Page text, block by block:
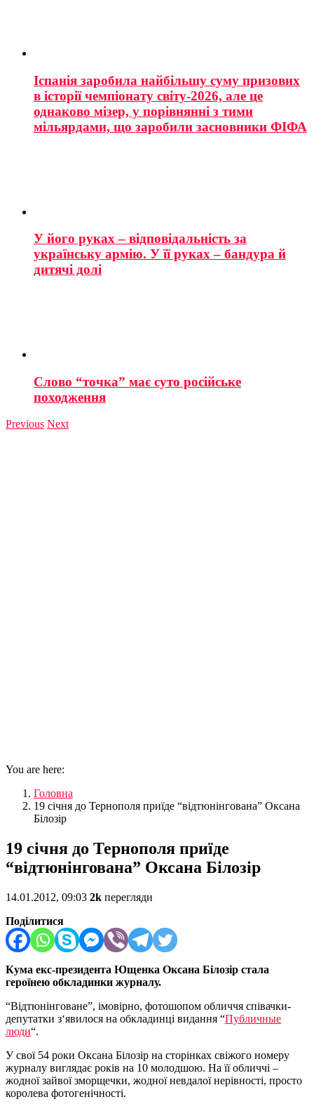
Іспанія заробила найбільшу суму призових
в історії чемпіонату світу-2026, але це
однаково мізер, у порівнянні з тими
мільярдами, що заробили засновники ФІФА
У його руках – відповідальність за
українську армію. У її руках – бандура й
дитячі долі
Слово “точка” має суто російське
походження
Previous Next
You are here:
Головна
19 січня до Тернополя приїде “відтюнінгована” Оксана
Білозір
19 січня до Тернополя приїде
“відтюнінгована” Оксана Білозір
14.01.2012, 09:03 2k перегляди
Поділитися
Кума екс-президента Ющенка Оксана Білозір стала
героїнею обкладинки журналу.
“Відтюнінговане”, імовірно, фотошопом обличчя співачки-
депутатки з‘явилося на обкладинці видання “Публичные
люди“.
У свої 54 роки Оксана Білозір на сторінках свіжого номеру
журналу виглядає років на 10 молодшою. На її обличчі –
жодної зайвої зморщечки, жодної невдалої нерівності, просто
королева фотогенічності.